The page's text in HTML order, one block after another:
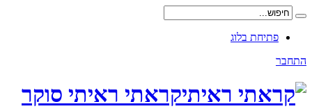
פתיחת בלוג
התחבר
קראתי ראיתי סוקר